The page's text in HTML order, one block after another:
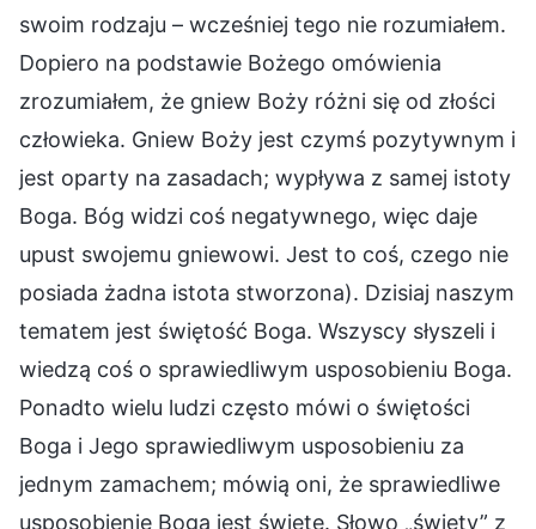
swoim rodzaju – wcześniej tego nie rozumiałem.
Dopiero na podstawie Bożego omówienia
zrozumiałem, że gniew Boży różni się od złości
człowieka. Gniew Boży jest czymś pozytywnym i
jest oparty na zasadach; wypływa z samej istoty
Boga. Bóg widzi coś negatywnego, więc daje
upust swojemu gniewowi. Jest to coś, czego nie
posiada żadna istota stworzona). Dzisiaj naszym
tematem jest świętość Boga. Wszyscy słyszeli i
wiedzą coś o sprawiedliwym usposobieniu Boga.
Ponadto wielu ludzi często mówi o świętości
Boga i Jego sprawiedliwym usposobieniu za
jednym zamachem; mówią oni, że sprawiedliwe
usposobienie Boga jest święte. Słowo „święty” z